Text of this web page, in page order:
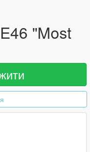
"Most